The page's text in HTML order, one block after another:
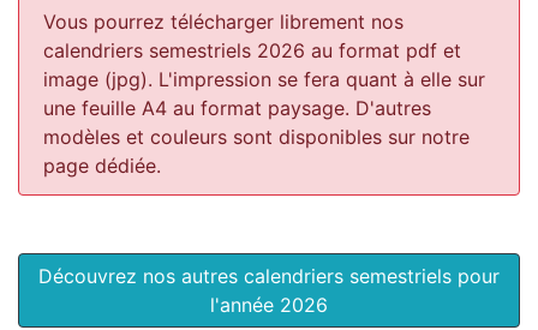
Vous pourrez télécharger librement nos
calendriers semestriels 2026 au format pdf et
image (jpg). L'impression se fera quant à elle sur
une feuille A4 au format paysage. D'autres
modèles et couleurs sont disponibles sur notre
page dédiée.
Découvrez nos autres calendriers semestriels pour
l'année 2026